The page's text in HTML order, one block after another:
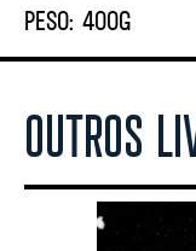
PESO: 400G
OUTROS